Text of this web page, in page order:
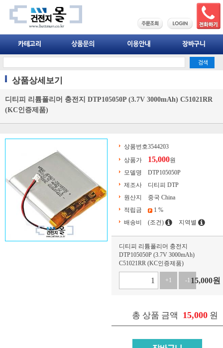
상품상세보기
디티피 리튬폴리머 충전지 DTP105050P (3.7V 3000mAh) C51021RR
(KC인증제품)
상품번호3544203
상품가
15,000원
모델명
DTP105050P
제조사
디티피 DTP
원산지
중국 China
적립금
1 %
배송비
(조건) 지역별
디티피 리튬폴리머 충전지
DTP105050P (3.7V 3000mAh)
C51021RR (KC인증제품)
+1 -1 15,000원
총 상품 금액 15,000 원